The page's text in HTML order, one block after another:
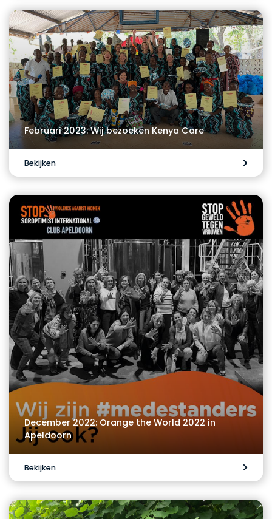
Februari 2023: Wij bezoeken Kenya Care
Bekijken
December 2022: Orange the World 2022 in
Apeldoorn
Bekijken